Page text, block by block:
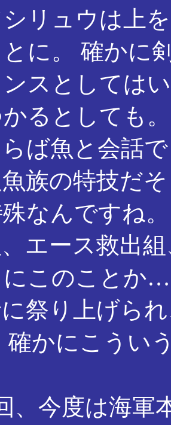
リュウは上
に。 確かに
スとしては
るとしても。
ば魚と会話
族の特技だ
なんですね。
エース救出
にこのことか
祭り上げら
確かにこうい
、今度は海軍